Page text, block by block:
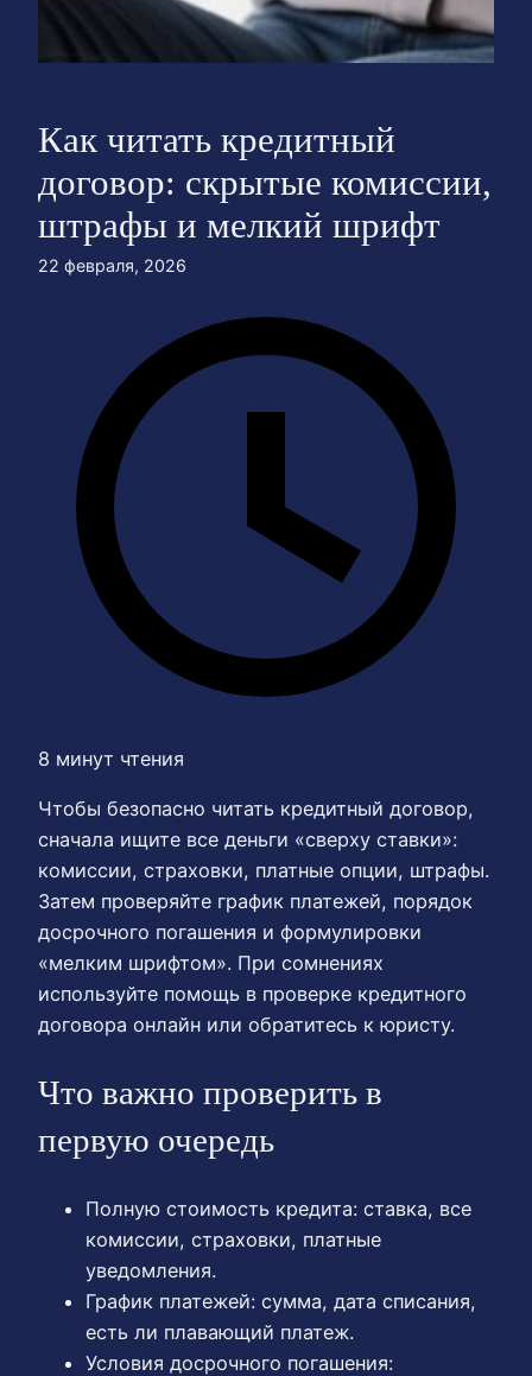
Как читать кредитный
договор: скрытые комиссии,
штрафы и мелкий шрифт
22 февраля, 2026
8 минут чтения
Чтобы безопасно читать кредитный договор,
сначала ищите все деньги «сверху ставки»:
комиссии, страховки, платные опции, штрафы.
Затем проверяйте график платежей, порядок
досрочного погашения и формулировки
«мелким шрифтом». При сомнениях
используйте помощь в проверке кредитного
договора онлайн или обратитесь к юристу.
Что важно проверить в
первую очередь
Полную стоимость кредита: ставка, все
комиссии, страховки, платные
уведомления.
График платежей: сумма, дата списания,
есть ли плавающий платеж.
Условия досрочного погашения: